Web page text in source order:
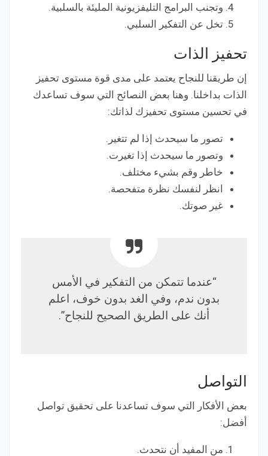
وتجنب البرامج التليفزيونية المليئة بالسلبية.
تخل عن التفكير السلبي.
تحفيز الذات
إن طريقنا للنجاح يعتمد على مدى قوة مستوى تحفيز
الذات بداخلنا. وهنا بعض النصائح التي سوف تساعدك
في تحسين مستوى تحفيزك لذاتك:
تصور ما سيحدث إذا لم تتغير.
وتصور ما سيحدث إذا تغيرت.
خاطر وقم بشيء مختلف.
انظر لنفسك نظرة متفحصة.
غير صوتك.
“عندما تتمكن من التفكير في الأمس
بدون ندم، وفي الغد بدون خوف، اعلم
أنك على الطريق الصحيح للنجاح”.
التواصل
بعض الأفكار التي سوف تساعدنا على تحقيق تواصل
أفضل:
من المفيد أن نتحدث.